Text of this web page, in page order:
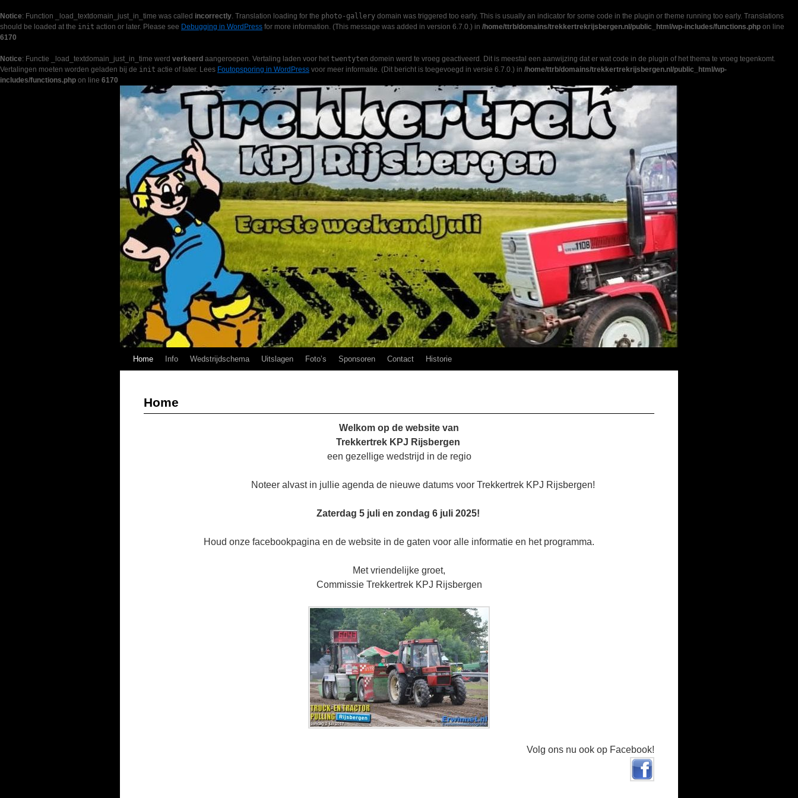
Notice: Function _load_textdomain_just_in_time was called incorrectly. Translation loading for the photo-gallery domain was triggered too early. This is usually an indicator for some code in the plugin or theme running too early. Translations
should be loaded at the init action or later. Please see Debugging in WordPress for more information. (This message was added in version 6.7.0.) in /home/ttrb/domains/trekkertrekrijsbergen.nl/public_html/wp-includes/functions.php on line
6170
Notice: Functie _load_textdomain_just_in_time werd verkeerd aangeroepen. Vertaling laden voor het twentyten domein werd te vroeg geactiveerd. Dit is meestal een aanwijzing dat er wat code in de plugin of het thema te vroeg tegenkomt.
Vertalingen moeten worden geladen bij de init actie of later. Lees Foutopsporing in WordPress voor meer informatie. (Dit bericht is toegevoegd in versie 6.7.0.) in /home/ttrb/domains/trekkertrekrijsbergen.nl/public_html/wp-
includes/functions.php on line 6170
GaHome Info Wedstrijdschema Uitslagen Foto’s Sponsoren Contact Historie
Home
Welkom op de website van
Trekkertrek KPJ Rijsbergen
een gezellige wedstrijd in de regio
Noteer alvast in jullie agenda de nieuwe datums voor Trekkertrek KPJ Rijsbergen!
Zaterdag 5 juli en zondag 6 juli 2025!
Houd onze facebookpagina en de website in de gaten voor alle informatie en het programma.
Met vriendelijke groet,
Commissie Trekkertrek KPJ Rijsbergen
Volg ons nu ook op Facebook!